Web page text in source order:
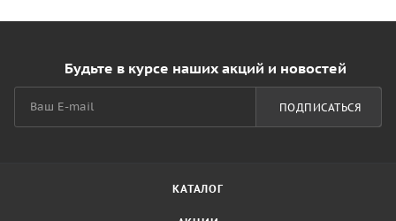
Будьте в курсе наших акций и новостей
ПОДПИСАТЬСЯ
КАТАЛОГ